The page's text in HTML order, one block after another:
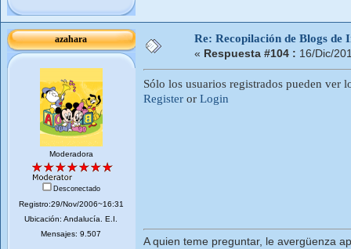
azahara
Moderadora
Desconectado
Registro:29/Nov/2006~16:31
Ubicación: Andalucí­a. E.I.
Mensajes: 9.507
Re: Recopilación de Blogs de
« Respuesta #104 : 16/Dic/
Sólo los usuarios registrados pueden ver
Register or Login
A quien teme preguntar, le avergüenza